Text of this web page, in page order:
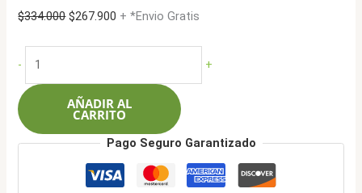
$334.000El
$267.900 El
$267.900.
+ *Envio Gratis
-
185/65R14
86H
cantidad
+
AÑADIR AL
CARRITO
Pago Seguro Garantizado